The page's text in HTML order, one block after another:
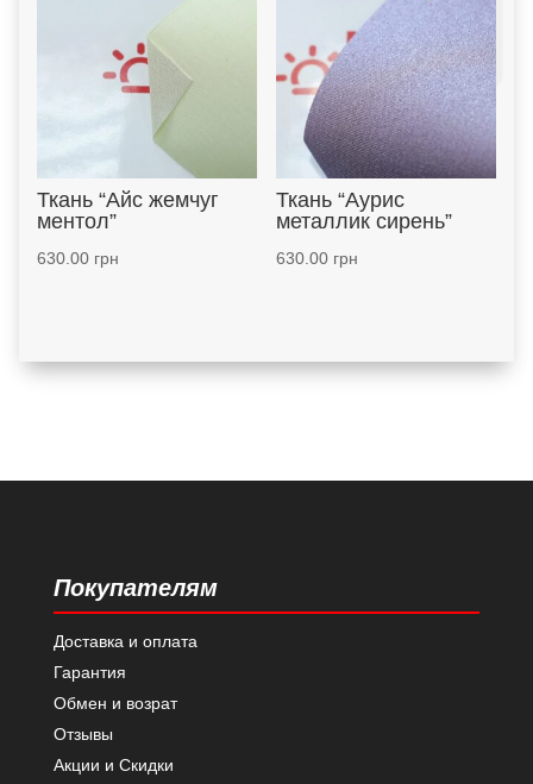
Ткань “Айс жемчуг
ментол”
630.00грн
Ткань “Аурис
металлик сирень”
630.00грн
Покупателям
Доставка и оплата
Гарантия
Обмен и возрат
Отзывы
Акции и Скидки